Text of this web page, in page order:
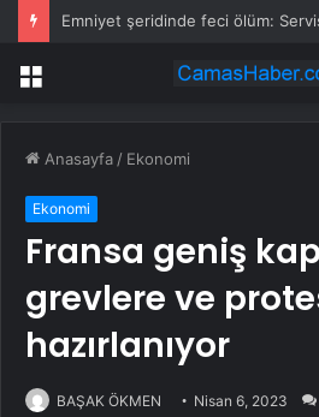
Menü
Anasayfa / Ekonomi
Ekonomi
Fransa geniş
grevlere ve
hazırlanıyor
BAŞAK ÖKMEN Nisan 6, 2023